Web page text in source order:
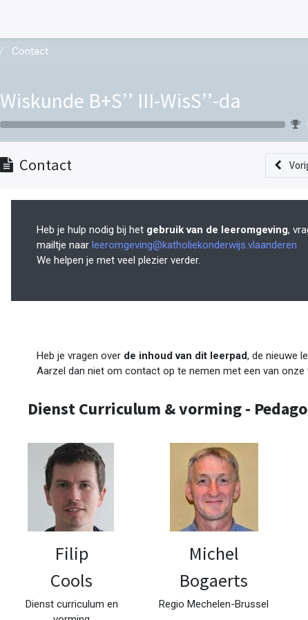
Contact
Wiskunde B+S’’ III-WisS’’-da
Contact
Heb je hulp nodig bij het gebruik van de leeromgeving,
mailtje naar leeromgeving@katholiekonderwijs.vlaanderen
We helpen je met veel plezier verder.
Heb je vragen over de inhoud van dit leerpad, de nieuwe
Aarzel dan niet om contact op te nemen met een van onze
Dienst Curriculum & vorming -
Filip
Cools
Dienst curriculum en
Michel
Bogaerts
Regio Mechelen-Brussel